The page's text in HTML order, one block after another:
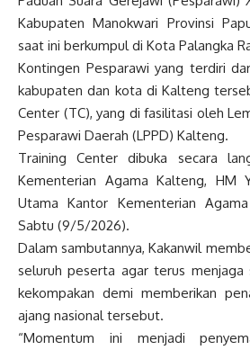
Kabupaten Manokwari Provinsi
saat ini berkumpul di Kota Palangka
Kontingen Pesparawi yang terdiri
kabupaten dan kota di Kalteng
Center (TC), yang di fasilitasi oleh
Pesparawi Daerah (LPPD) Kalteng.
Training Center dibuka secara
Kementerian Agama Kalteng, HM
Utama Kantor Kementerian
Sabtu (9/5/2026).
Dalam sambutannya, Kakanwil
seluruh peserta agar terus menjaga
kekompakan demi memberikan
ajang nasional tersebut.
“Momentum ini menjadi